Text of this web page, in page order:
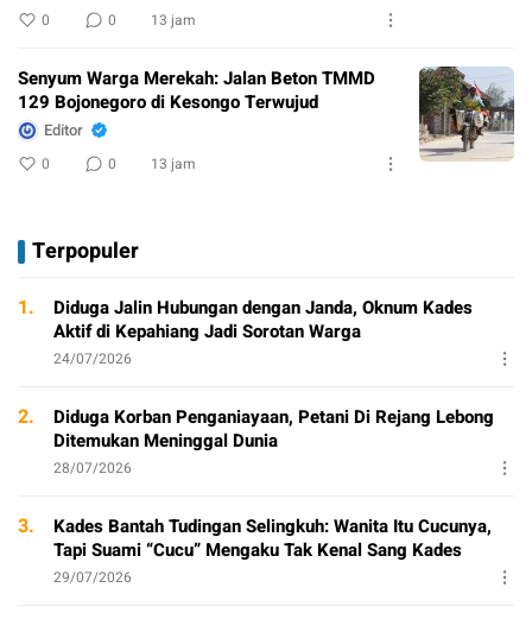
0 0 13 jam
Senyum Warga Merekah: Jalan Beton TMMD
129 Bojonegoro di Kesongo Terwujud
Editor
0 0 13 jam
Terpopuler
1.
Diduga Jalin Hubungan dengan Janda, Oknum Kades
Aktif di Kepahiang Jadi Sorotan Warga
24/07/2026
2.
Diduga Korban Penganiayaan, Petani Di Rejang Lebong
Ditemukan Meninggal Dunia
28/07/2026
3.
Kades Bantah Tudingan Selingkuh: Wanita Itu Cucunya,
Tapi Suami “Cucu” Mengaku Tak Kenal Sang Kades
29/07/2026